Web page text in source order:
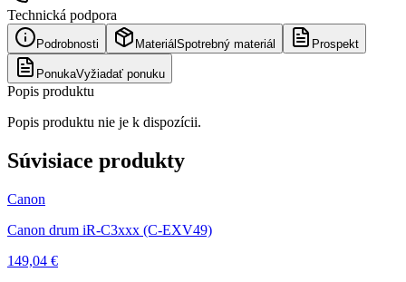
Technická podpora
Podrobnosti Materiál Spotrebný materiál Prospekt
PonukaVyžiadať ponuku
Popis produktu
Popis produktu nie je k dispozícii.
Súvisiace produkty
Canon
Canon drum iR-C3xxx (C-EXV49)
149,04 €